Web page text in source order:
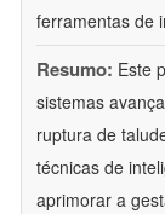
ferramentas de
Resumo: Este
sistemas
ruptura de
técnicas de
aprimorar a